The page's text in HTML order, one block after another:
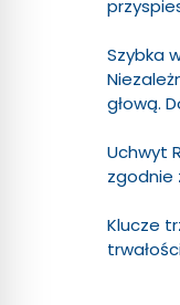
Szybka
głową.
Uchwyt
zgodnie
Klucze